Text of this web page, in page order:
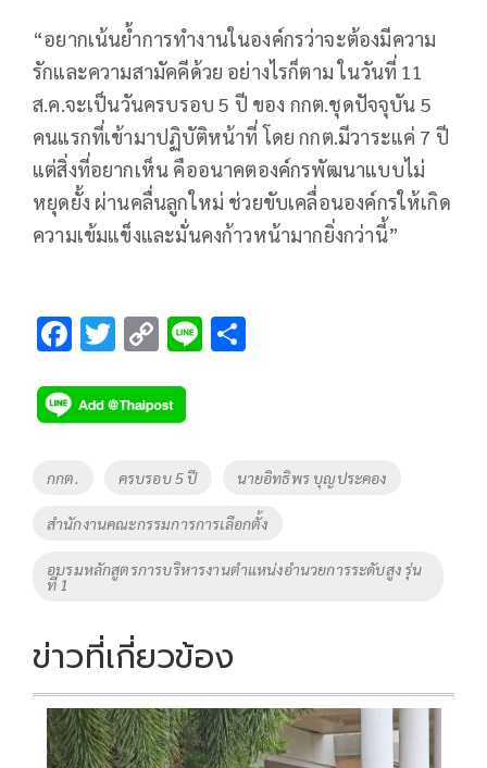
“อยากเน้นย้ำการทำงานในองค์กรว่าจะต้องมีความ
รักและความสามัคคีด้วย อย่างไรก็ตาม ในวันที่ 11
ส.ค.จะเป็นวันครบรอบ 5 ปี ของ กกต.ชุดปัจจุบัน 5
คนแรกที่เข้ามาปฏิบัติหน้าที่ โดย กกต.มีวาระแค่ 7 ปี
แต่สิ่งที่อยากเห็น คืออนาคตองค์กรพัฒนาแบบไม่
หยุดยั้ง ผ่านคลื่นลูกใหม่ ช่วยขับเคลื่อนองค์กรให้เกิด
ความเข้มแข็งและมั่นคงก้าวหน้ามากยิ่งกว่านี้”
F
e
b
o
o
k
T
tt
er
C
p
y
Li
k
Li
Tags
กกต. ครบรอบ 5 ปี นายอิทธิพร บุญประคอง
สำนักงานคณะกรรมการการเลือกตั้ง
อบรมหลักสูตรการบริหารงานตำแหน่งอำนวยการระดับสูง รุ่น
ที่ 1
ข่าวที่เกี่ยวข้อง